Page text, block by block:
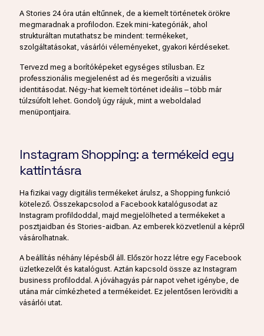
A Stories 24 óra után eltűnnek, de a kiemelt történetek örökre
megmaradnak a profilodon. Ezek mini-kategóriák, ahol
strukturáltan mutathatsz be mindent: termékeket,
szolgáltatásokat, vásárlói véleményeket, gyakori kérdéseket.
Tervezd meg a borítóképeket egységes stílusban. Ez
professzionális megjelenést ad és megerősíti a vizuális
identitásodat. Négy-hat kiemelt történet ideális – több már
túlzsúfolt lehet. Gondolj úgy rájuk, mint a weboldalad
menüpontjaira.
Instagram Shopping: a termékeid egy
kattintásra
Ha fizikai vagy digitális termékeket árulsz, a Shopping funkció
kötelező. Összekapcsolod a Facebook katalógusodat az
Instagram profildoddal, majd megjelölheted a termékeket a
posztjaidban és Stories-aidban. Az emberek közvetlenül a képről
vásárolhatnak.
A beállítás néhány lépésből áll. Először hozz létre egy Facebook
üzletkezelőt és katalógust. Aztán kapcsold össze az Instagram
business profiloddal. A jóváhagyás pár napot vehet igénybe, de
utána már címkézheted a termékeidet. Ez jelentősen lerövidíti a
vásárlói utat.